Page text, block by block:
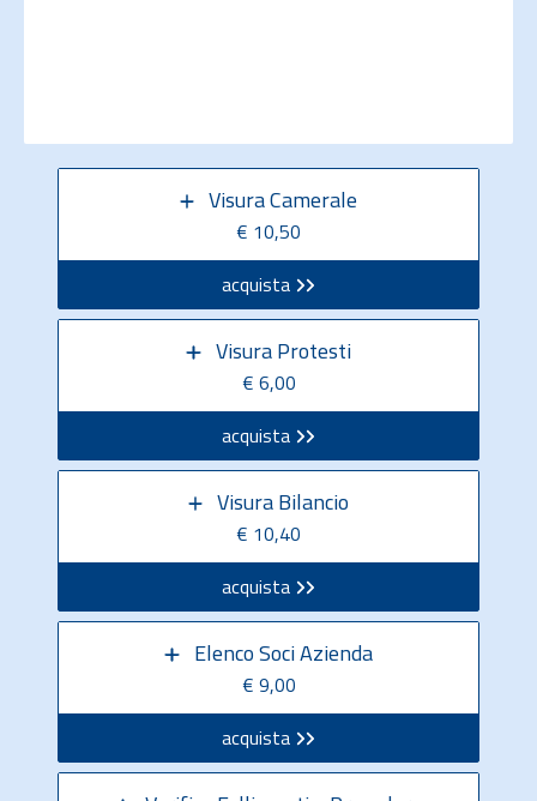
Visura Camerale
€ 10,50
acquista
Visura Protesti
€ 6,00
acquista
Visura Bilancio
€ 10,40
acquista
Elenco Soci Azienda
€ 9,00
acquista